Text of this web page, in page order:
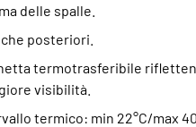
delle spalle.
posteriori.
termotrasferibile
visibilità.
termico: min 22°C/max